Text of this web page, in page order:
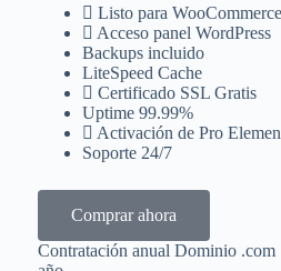
Listo para WooCommerce
Acceso panel WordPress
Backups incluido
LiteSpeed Cache
Certificado SSL Gratis
Uptime 99.99%
Activación de Pro
Soporte 24/7
Comprar ahora
Contratación anual Dominio .com